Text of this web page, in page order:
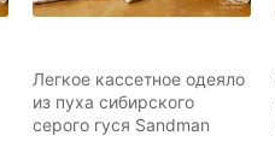
Легкое кассетное одеяло
из пуха сибирского
серого гуся Sandman